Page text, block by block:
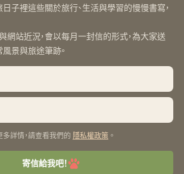
子裡這些關於旅行、生活與學習的慢慢書寫，
網站近況，會以每月一封信的形式，為大家送
景與旅途筆跡。
詳情，請查看我們的 隱私權政策 。
寄信給我吧！